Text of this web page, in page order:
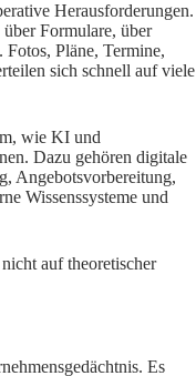
Herausforderungen.
Formulare, über
Pläne, Termine,
sich schnell auf viele
wie KI und
Dazu gehören digitale
Angebotsvorbereitung,
Wissenssysteme und
auf theoretischer
Es